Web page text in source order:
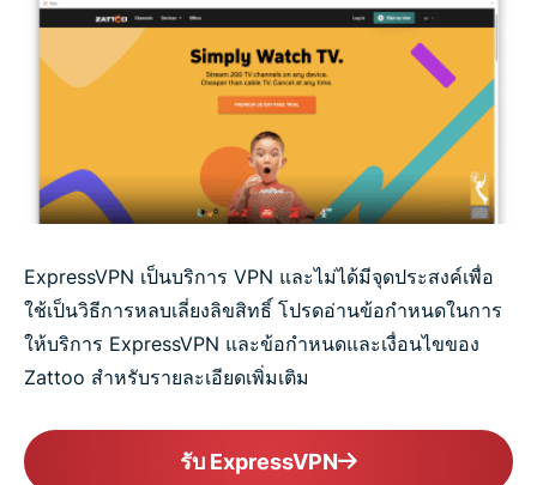
ExpressVPN เป็นบริการ VPN และไม่ได้มีจุดประสงค์เพื่อ
ใช้เป็นวิธีการหลบเลี่ยงลิขสิทธิ์ โปรดอ่านข้อกำหนดในการ
ให้บริการ ExpressVPN และข้อกำหนดและเงื่อนไขของ
Zattoo สำหรับรายละเอียดเพิ่มเติม
รับ ExpressVPN